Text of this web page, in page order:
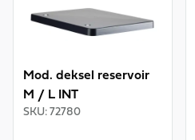
Mod. deksel reservoir
M / L INT
SKU: 72780